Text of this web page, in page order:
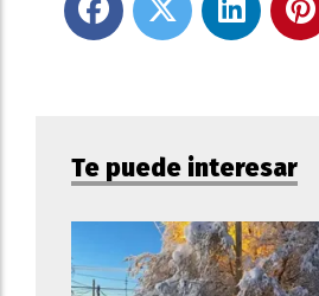
Te puede interesar